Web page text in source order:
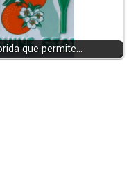
que permite…